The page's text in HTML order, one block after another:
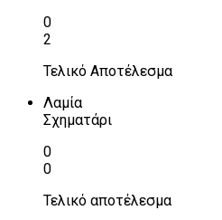
0
2
Τελικό Αποτέλεσμα
Λαμία
Σχηματάρι
0
0
Τελικό αποτέλεσμα